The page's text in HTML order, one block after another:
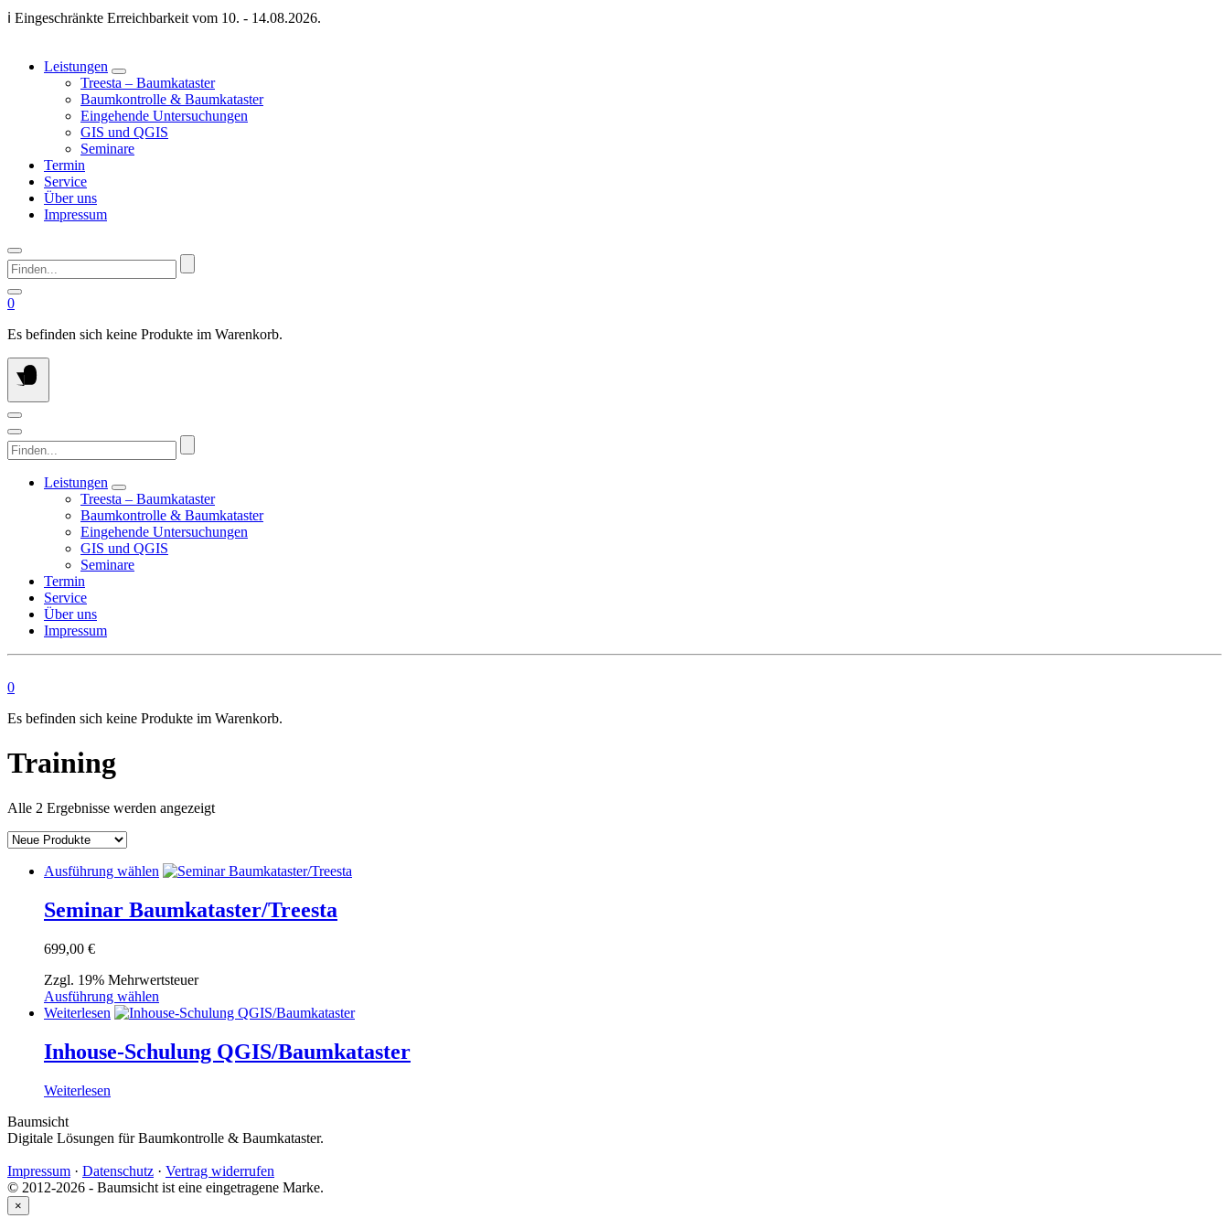
Springen
Inhalt
ℹ️ Eingeschränkte Erreichbarkeit vom 10. - 14.08.2026.
Leistungen
Treesta – Baumkataster
Baumkontrolle & Baumkataster
Eingehende Untersuchungen
GIS und QGIS
Seminare
Termin
Service
Über uns
Impressum
Finden...
0
Es befinden sich keine Produkte im Warenkorb.
Finden...
Leistungen
Treesta – Baumkataster
Baumkontrolle & Baumkataster
Eingehende Untersuchungen
GIS und QGIS
Seminare
Termin
Service
Über uns
Impressum
0
Es befinden sich keine Produkte im Warenkorb.
Training
Alle 2 Ergebnisse werden angezeigtNach
Ausführung wählen Dieses
weist
mehrere
Optionen
auf
Produktseite
gewählt
Seminar Baumkataster/Treesta
699,00 €
Zzgl. 19% Mehrwertsteuer
Ausführung wählen
Produkt
mehrere
Varianten
auf
Produktseite
gewählt
Weiterlesen
Inhouse-Schulung QGIS/Baumkataster
Weiterlesen
Baumsicht
Digitale Lösungen für Baumkontrolle & Baumkataster.
Impressum · Datenschutz · Vertrag widerrufen
© 2012-2026 - Baumsicht ist eine eingetragene Marke.
×